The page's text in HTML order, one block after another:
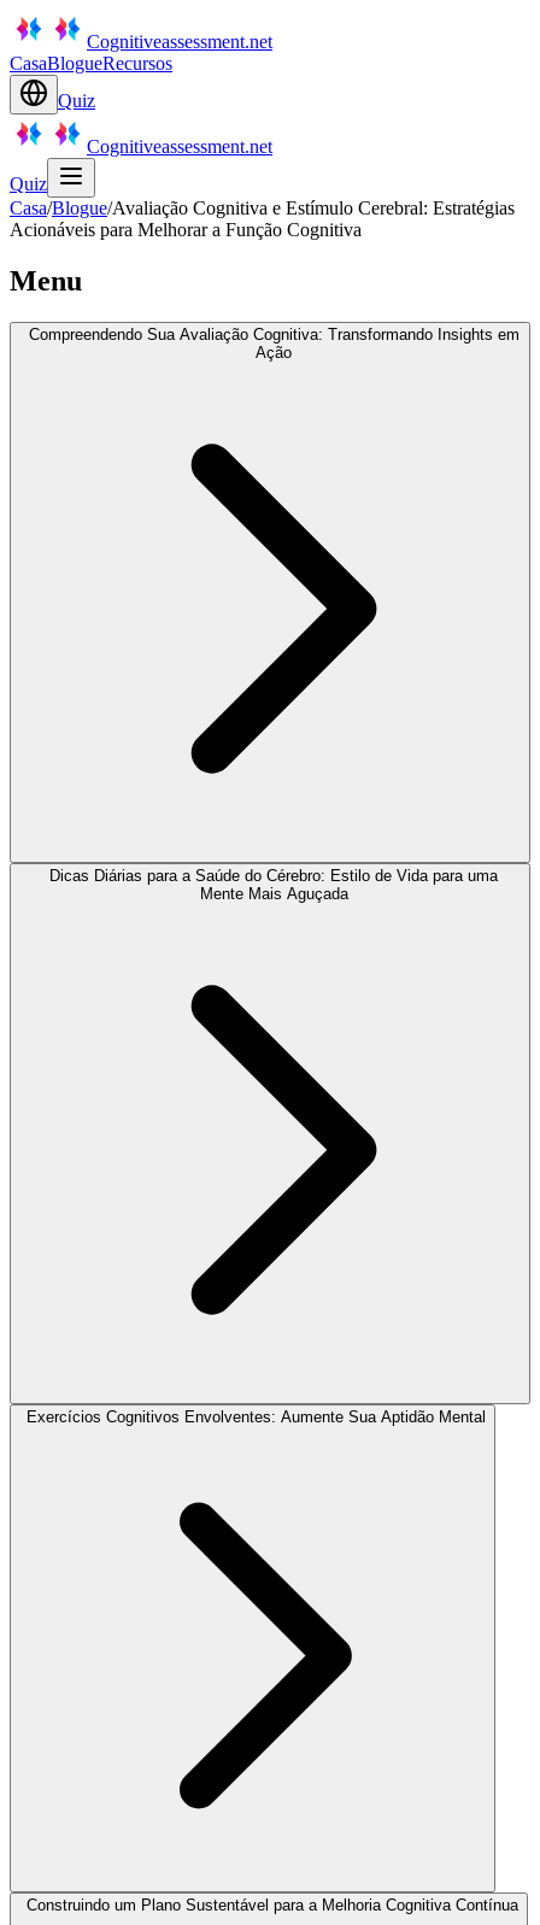
Cognitiveassessment.net
CasaBlogueRecursos
Quiz
Cognitiveassessment.net
Quiz
Casa/Blogue/Avaliação Cognitiva e Estímulo Cerebral: Estratégias
Acionáveis para Melhorar a Função Cognitiva
Menu
Compreendendo Sua Avaliação Cognitiva: Transformando Insights em
Ação
Dicas Diárias para a Saúde do Cérebro: Estilo de Vida para uma
Mente Mais Aguçada
Exercícios Cognitivos Envolventes: Aumente Sua Aptidão Mental
Construindo um Plano Sustentável para a Melhoria Cognitiva Contínua